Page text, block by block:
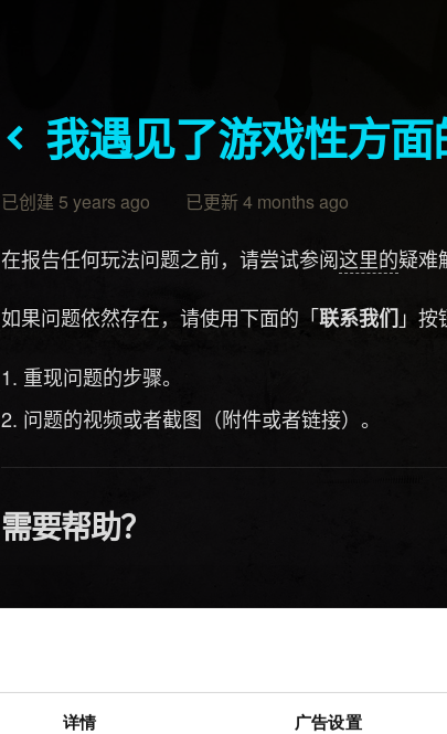
详情 广告设置
我遇见了游戏性方
已创建 5 years ago 已更新 4 months ago
在报告任何玩法问题之前，请尝试参阅这里的疑难
如果问题依然存在，请使用下面的「联系我们」
重现问题的步骤。
问题的视频或者截图（附件或者链接）。
需要帮助？